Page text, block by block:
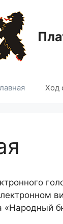
Ход
«Народный